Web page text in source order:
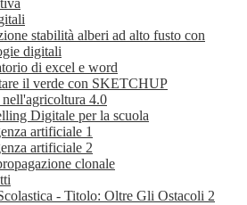
stabilità alberi ad alto fusto con
digitali
di excel e word
il verde con SKETCHUP
4.0
Digitale per la scuola
artificiale 1
artificiale 2
clonale
- Titolo: Oltre Gli Ostacoli 2